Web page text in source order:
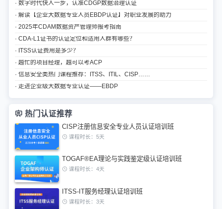
· 数字时代快人一步，认准CDGP数据治理认证
· 解读【企业大数据专业人员EBDP认证】对职业发展的助力
· 2025年CDAM数据资产管理师报考指南
· CDA-L1证书的认证定位和适用人群有哪些？
· ITSS认证费用是多少？
· 越忙的项目经理，越可以考ACP
· 信息安全类热门课程推荐：ITSS、ITIL、CISP……
· 走进企业级大数据专业认证——EBDP
热门认证推荐
CISP注册信息安全专业人员认证培训班
课程时长：5天
TOGAF®EA理论与实践鉴定级认证培训班
课程时长：4天
ITSS-IT服务经理认证培训班
课程时长：3天